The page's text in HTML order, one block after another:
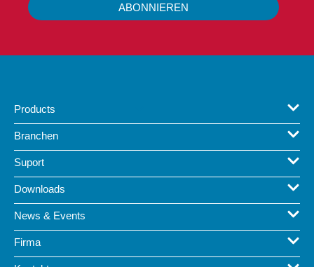
ABONNIEREN
Products
Branchen
Suport
Downloads
News & Events
Firma